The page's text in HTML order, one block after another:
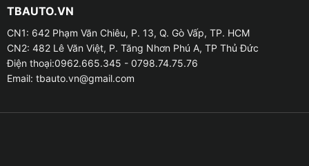
TBAUTO.VN
CN1: 642 Phạm Văn Chiêu, P. 13, Q. Gò Vấp, TP. HCM
CN2: 482 Lê Văn Việt, P. Tăng Nhơn Phú A, TP Thủ Đức
Điện thoại:0962.665.345 - 0798.74.75.76
Email: tbauto.vn@gmail.com